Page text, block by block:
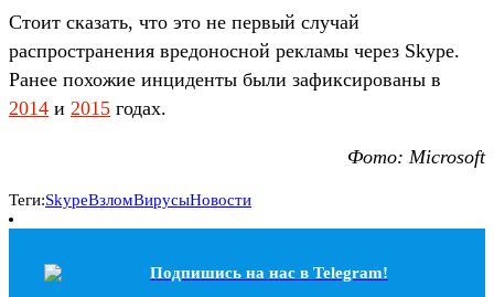
Стоит сказать, что это не первый случай
распространения вредоносной рекламы через Skype.
Ранее похожие инциденты были зафиксированы в
2014 и 2015 годах.
Фото: Microsoft
Теги:SkypeВзломВирусыНовости
Подпишись на наc в Telegram!